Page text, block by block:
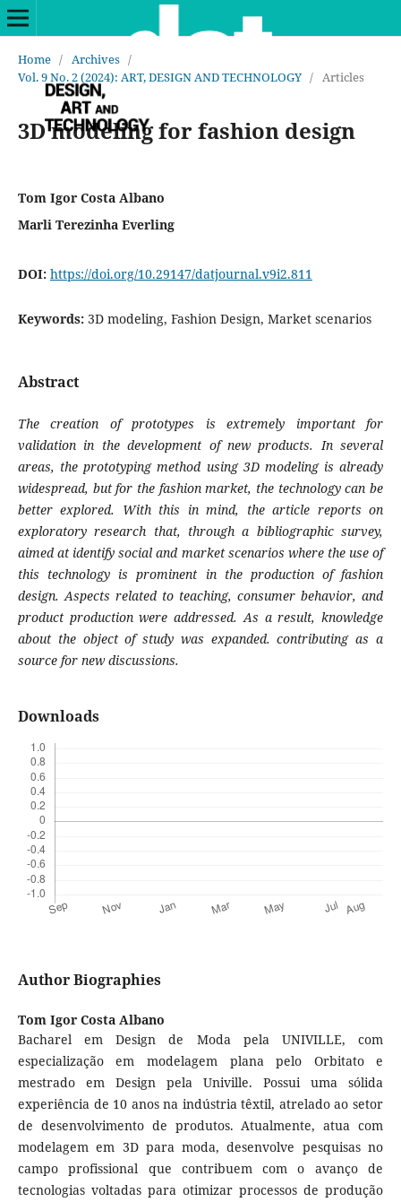
Home / Archives /
Vol. 9 No. 2 (2024): ART, DESIGN AND TECHNOLOGY / Articles
3D modeling for fashion design
Tom Igor Costa Albano
Marli Terezinha Everling
DOI: https://doi.org/10.29147/datjournal.v9i2.811
Keywords: 3D modeling, Fashion Design, Market scenarios
Abstract
The creation of prototypes is extremely important for
validation in the development of new products. In several
areas, the prototyping method using 3D modeling is already
widespread, but for the fashion market, the technology can be
better explored. With this in mind, the article reports on
exploratory research that, through a bibliographic survey,
aimed at identify social and market scenarios where the use of
this technology is prominent in the production of fashion
design. Aspects related to teaching, consumer behavior, and
product production were addressed. As a result, knowledge
about the object of study was expanded. contributing as a
source for new discussions.
Downloads
Author Biographies
Tom Igor Costa Albano
Bacharel em Design de Moda pela UNIVILLE, com
especialização em modelagem plana pelo Orbitato e
mestrado em Design pela Univille. Possui uma sólida
experiência de 10 anos na indústria têxtil, atrelado ao setor
de desenvolvimento de produtos. Atualmente, atua com
modelagem em 3D para moda, desenvolve pesquisas no
campo profissional que contribuem com o avanço de
tecnologias voltadas para otimizar processos de produção